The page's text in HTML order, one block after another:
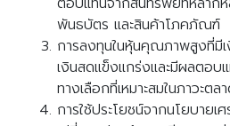
พันธบัตร และสินค้าโภคภัณฑ์
การลงทุนในหุ้นคุณภาพสูงที่มี
เงินสดแข็งแกร่งและมีผลตอบ
ทางเลือกที่เหมาะสมในภาวะต
การใช้ประโยชน์จากนโยบาย